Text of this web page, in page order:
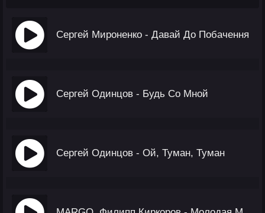
Сергей Мироненко - Давай До Побачення
Сергей Одинцов - Будь Со Мной
Сергей Одинцов - Ой, Туман, Туман